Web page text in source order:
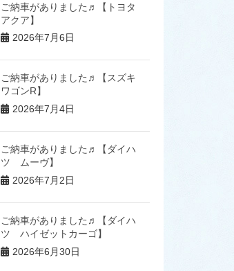
ご納車がありました♬【トヨタ
アクア】
2026年7月6日
ご納車がありました♬【スズキ
ワゴンR】
2026年7月4日
ご納車がありました♬【ダイハ
ツ ムーヴ】
2026年7月2日
ご納車がありました♬【ダイハ
ツ ハイゼットカーゴ】
2026年6月30日